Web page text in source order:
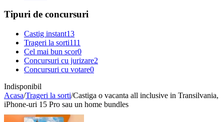
Tipuri de concursuri
Castig instant13
Trageri la sorti111
Cel mai bun scor0
Concursuri cu jurizare2
Concursuri cu votare0
Indisponibil
Acasa/Trageri la sorti/Castiga o vacanta all inclusive in Transilvania,
iPhone-uri 15 Pro sau un home bundles